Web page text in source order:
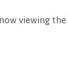
viewing the